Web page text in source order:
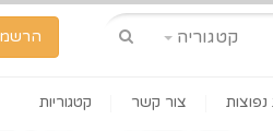
קטגוריה
צור קשר קטגוריות